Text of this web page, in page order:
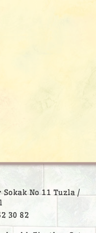
satış yeri
Satış Yeri
adak
Satış Yeri
satış yeri
Satış Yeri
Kurban Satış Yeri
yeri
Kurban Satış Yeri
No 11 Tuzla /
30 82